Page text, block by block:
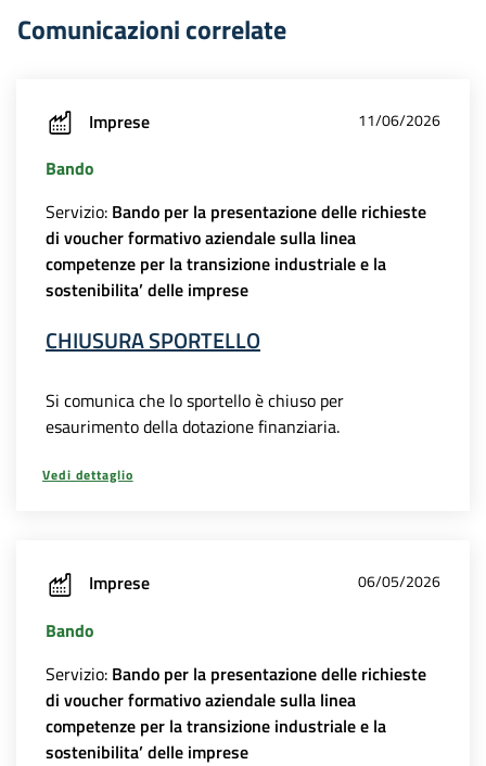
Comunicazioni correlate
Imprese 11/06/2026
Bando
Servizio: Bando per la presentazione delle richieste
di voucher formativo aziendale sulla linea
competenze per la transizione industriale e la
sostenibilita’ delle imprese
CHIUSURA SPORTELLO
Si comunica che lo sportello è chiuso per
esaurimento della dotazione finanziaria.
Vedi dettaglio
Imprese 06/05/2026
Bando
Servizio: Bando per la presentazione delle richieste
di voucher formativo aziendale sulla linea
competenze per la transizione industriale e la
sostenibilita’ delle imprese